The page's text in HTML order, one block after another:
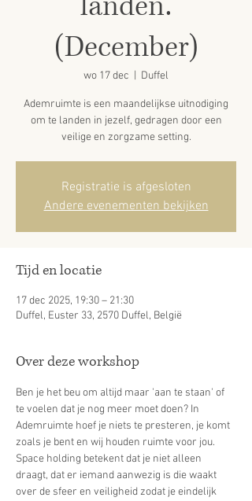
(December)
wo 17 dec Duffel
Ademruimte is een maandelijkse uitnodiging
om te landen in jezelf, gedragen door een
veilige en zorgzame setting.
Registratie is afgesloten
Andere evenementen bekijken
Tijd en locatie
17 dec 2025, 19:30 – 21:30
Duffel, Euster 33, 2570 Duffel, België
Over deze workshop
Ben je het beu om altijd maar 'aan te staan' of
te voelen dat je nog meer moet doen? In
Ademruimte hoef je niets te presteren, je komt
zoals je bent en wij houden ruimte voor jou.
Space holding betekent dat je niet alleen
draagt, dat er iemand aanwezig is die waakt
over de sfeer en veiligheid zodat je eindelijk